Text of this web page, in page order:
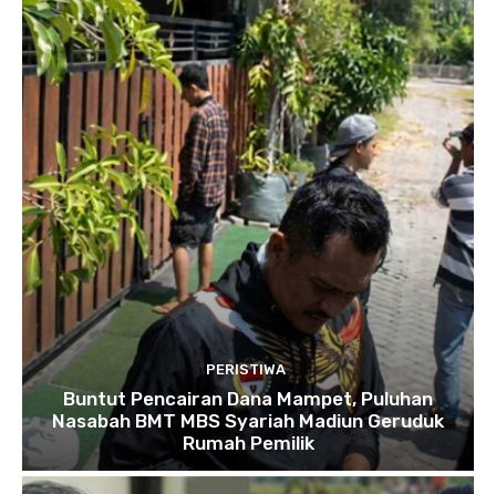
PERISTIWA
Buntut Pencairan Dana Mampet, Puluhan
Nasabah BMT MBS Syariah Madiun Geruduk
Rumah Pemilik